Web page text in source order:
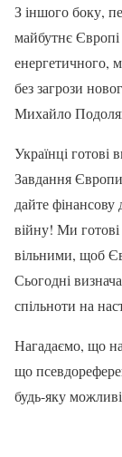
З іншого боку,
майбутнє
енергетичного,
без загрози
Михайло
Українці готові
Завдання
дайте
війну! Ми
вільними, щоб
Сьогодні
спільноти на
Нагадаємо, що
що
будь-яку